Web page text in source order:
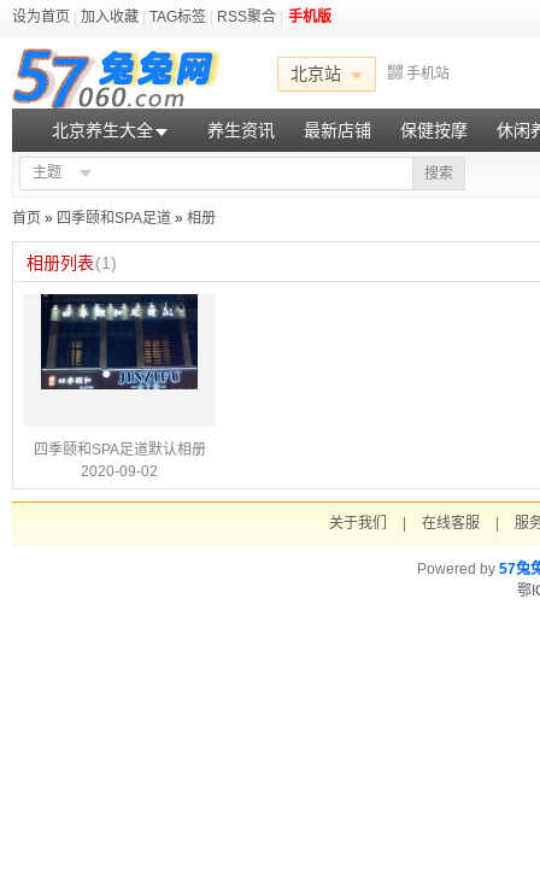
设为首页 加入收藏 TAG标签 RSS聚合 手机版
北京站 手机站
北京养生大全 养生资讯 最新店铺 保健按摩 休闲
主题 搜索
首页 » 四季颐和SPA足道 » 相册
相册列表(1)
四季颐和SPA足道默认相册
2020-09-02
关于我们 在线客服 服
Powered by 57兔
鄂